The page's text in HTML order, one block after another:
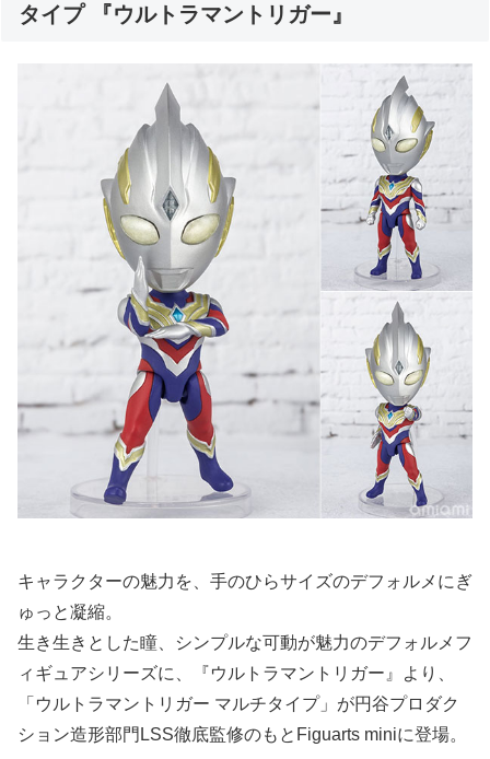
タイプ 『ウルトラマントリガー』
キャラクターの魅力を、手のひらサイズのデフォルメにぎ
ゅっと凝縮。
生き生きとした瞳、シンプルな可動が魅力のデフォルメフ
ィギュアシリーズに、『ウルトラマントリガー』より、
「ウルトラマントリガー マルチタイプ」が円谷プロダク
ション造形部門LSS徹底監修のもとFiguarts miniに登場。